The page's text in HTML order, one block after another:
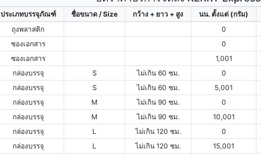
ประเภทบรรจุภัณฑ์ ชื่อขนาด / Size กว้าง + ยาว + สูง นน. ตั้งแต่ (กรัม)
ถุงพลาสติก
0
ซองเอกสาร
0
ซองเอกสาร
1,001
กล่องบรรจุ
S ไม่เกิน 60 ซม. 0
กล่องบรรจุ
S ไม่เกิน 60 ซม. 5,001
กล่องบรรจุ
M ไม่เกิน 90 ซม. 0
กล่องบรรจุ
M ไม่เกิน 90 ซม. 10,001
กล่องบรรจุ
L ไม่เกิน 120 ซม. 0
กล่องบรรจุ
L ไม่เกิน 120 ซม. 15,001